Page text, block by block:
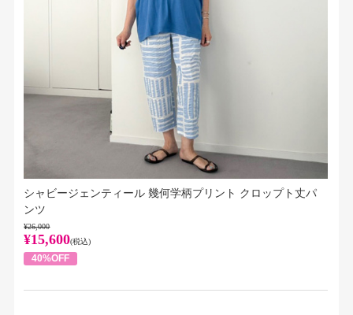
シャビージェンティール 幾何学柄プリント クロップト丈パ
ンツ
¥26,000
¥15,600(税込)
40%OFF